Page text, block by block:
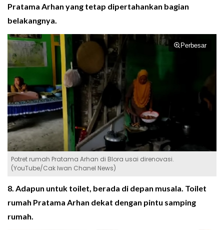
Pratama Arhan yang tetap dipertahankan bagian
belakangnya.
Perbesar
Potret rumah Pratama Arhan di Blora usai direnovasi.
(YouTube/Cak Iwan Chanel News)
8. Adapun untuk toilet, berada di depan musala. Toilet
rumah Pratama Arhan dekat dengan pintu samping
rumah.